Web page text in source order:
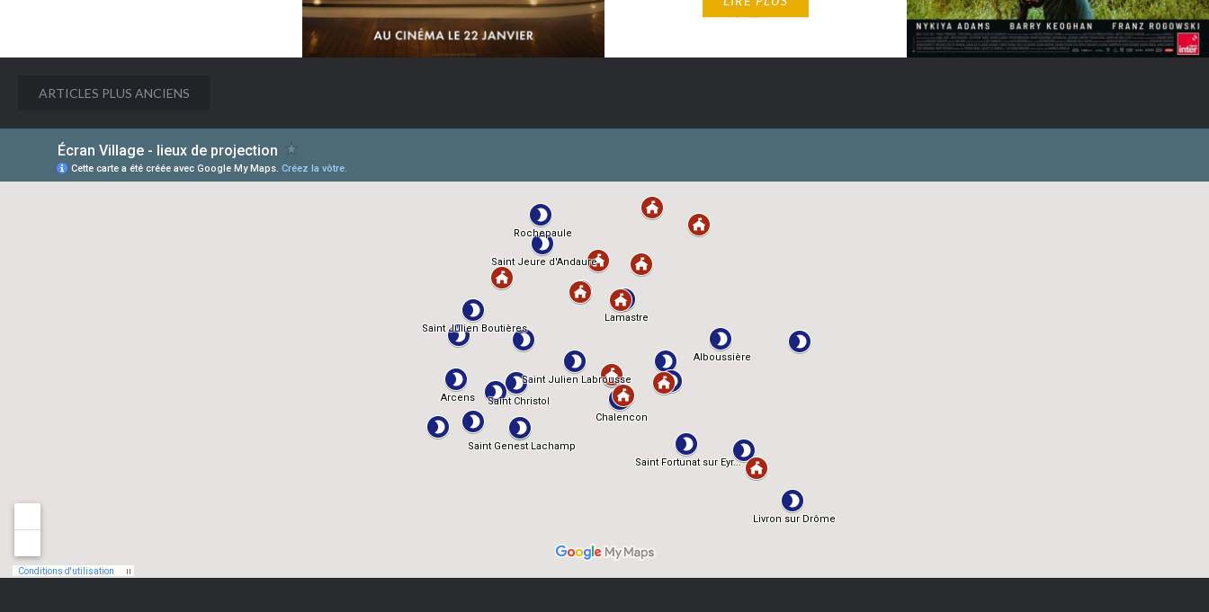
violence conjugale sont
sensibilité d'un public non
Navigation
articles
ARTICLES PLUS ANCIENS